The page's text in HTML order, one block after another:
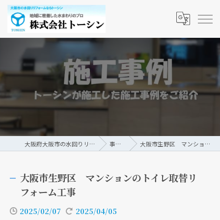
大阪府大阪市の水回りリフォームなら株式会社トーシン 事例/ブログ 大阪市生野区 マンションのトイレ取替リフォーム工事
大阪市生野区 マンションのトイレ取替リ
フォーム工事
2025/02/07 2025/04/05